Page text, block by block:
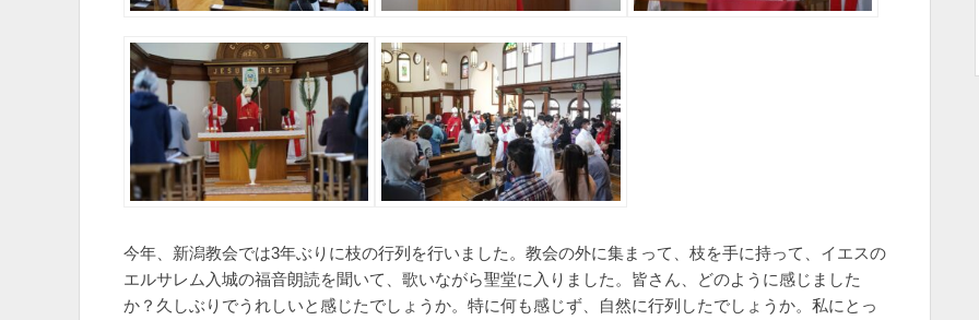
今年、新潟教会では3年ぶりに枝の行列を行いました。教会の外に集まって、枝を手に持って、イエスの
エルサレム入城の福音朗読を聞いて、歌いながら聖堂に入りました。皆さん、どのように感じました
か？久しぶりでうれしいと感じたでしょうか。特に何も感じず、自然に行列したでしょうか。私にとっ